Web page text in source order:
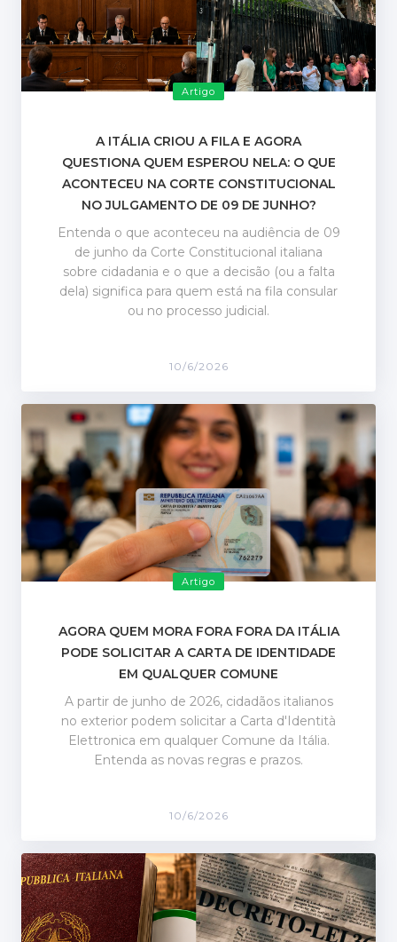
Artigo
A ITÁLIA CRIOU A FILA E AGORA
QUESTIONA QUEM ESPEROU NELA: O QUE
ACONTECEU NA CORTE CONSTITUCIONAL
NO JULGAMENTO DE 09 DE JUNHO?
Entenda o que aconteceu na audiência de 09
de junho da Corte Constitucional italiana
sobre cidadania e o que a decisão (ou a falta
dela) significa para quem está na fila consular
ou no processo judicial.
10/6/2026
Artigo
AGORA QUEM MORA FORA FORA DA ITÁLIA
PODE SOLICITAR A CARTA DE IDENTIDADE
EM QUALQUER COMUNE
A partir de junho de 2026, cidadãos italianos
no exterior podem solicitar a Carta d'Identità
Elettronica em qualquer Comune da Itália.
Entenda as novas regras e prazos.
10/6/2026